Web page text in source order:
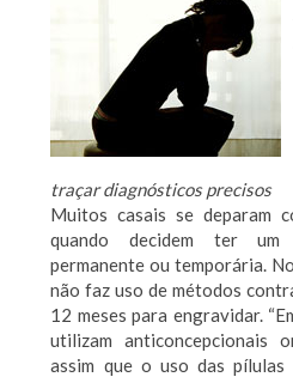
traçar diagnósticos precisos
Muitos casais se deparam
quando decidem ter
permanente ou temporária.
não faz uso de métodos
12 meses para engravidar.
utilizam anticoncepcionais
assim que o uso das